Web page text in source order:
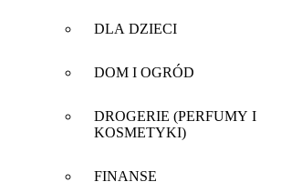
DLA DZIECI
DOM I OGRÓD
DROGERIE (PERFUMY I
KOSMETYKI)
FINANSE